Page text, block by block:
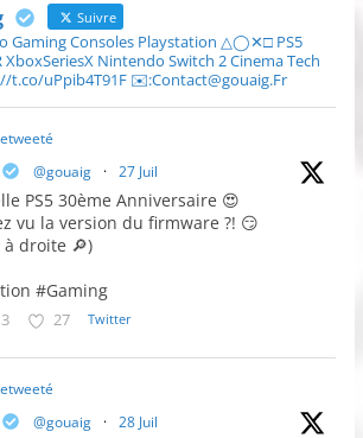
Suivre
Gaming Consoles Playstation △◯✕□ PS5
XboxSeriesX Nintendo Switch 2 Cinema Tech
t.co/uPpib4T91F ✉️:Contact@gouaig.Fr
@gouaig · 27 Juil
PS5 30ème Anniversaire 😍
vu la version du firmware ?! 😏
droite 🔎)
#Gaming
3 27 Twitter
@gouaig · 28 Juil